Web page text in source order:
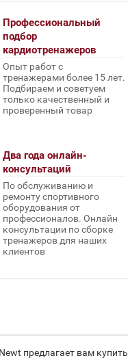
Профессиональный
подбор
кардиотренажеров
Опыт работ с
тренажерами более 15 лет.
Подбираем и советуем
только качественный и
проверенный товар
Два года онлайн-
консультаций
По обслуживанию и
ремонту спортивного
оборудования от
профессионалов. Онлайн
консультации по сборке
тренажеров для наших
клиентов
предлагает вам купить